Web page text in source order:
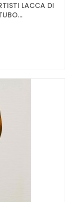
LACCA DI